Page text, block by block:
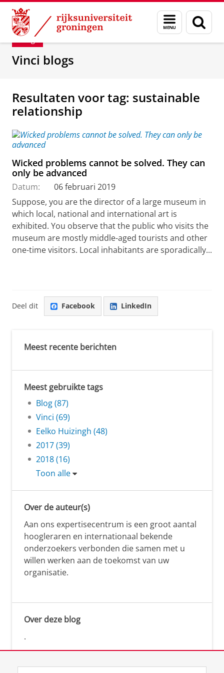
Skip
Content
Skip
Navigation
Menu
en
zoeken
Department of Innovation Management &
Blog
Vinci blogs
Resultaten voor tag: sustainable
relationship
Wicked problems cannot be solved. They can
only be advanced
Datum:
06 februari 2019
Suppose, you are the director of a large museum in
which local, national and international art is
exhibited. You observe that the public who visits the
museum are mostly middle-aged tourists and other
one-time visitors. Local inhabitants are sporadically...
Deel dit Facebook LinkedIn
Meest recente berichten
Meest gebruikte tags
Blog (87)
Vinci (69)
Eelko Huizingh (48)
2017 (39)
2018 (16)
Toon alle
Over de auteur(s)
Aan ons expertisecentrum is een groot aantal
hoogleraren en internationaal bekende
onderzoekers verbonden die samen met u
willen werken aan de toekomst van uw
organisatie.
Over deze blog
.